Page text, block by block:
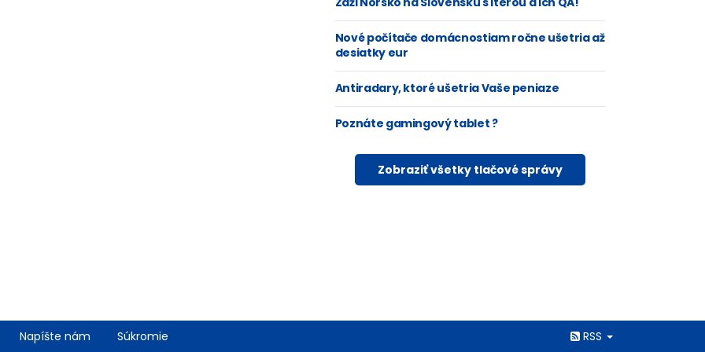
Nové počítače domácnostiam ročne ušetria až
desiatky eur
Antiradary, ktoré ušetria Vaše peniaze
Poznáte gamingový tablet ?
Zobraziť všetky tlačové správy
Napíšte nám Súkromie RSS